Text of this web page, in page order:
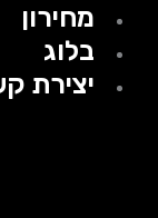
מחירון
בלוג
יצירת קשר